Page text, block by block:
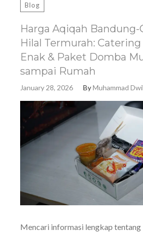
Blog
Harga Aqiqah Bandung-
Hilal Termurah: Catering
Enak & Paket Domba
sampai Rumah
January 28, 2026 ByMuhammad
Mencari informasi lengkap tentang